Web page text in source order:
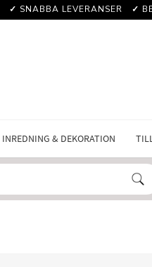
✓ SNABBA LEVERANSER️ ✓
INREDNING & DEKORATION